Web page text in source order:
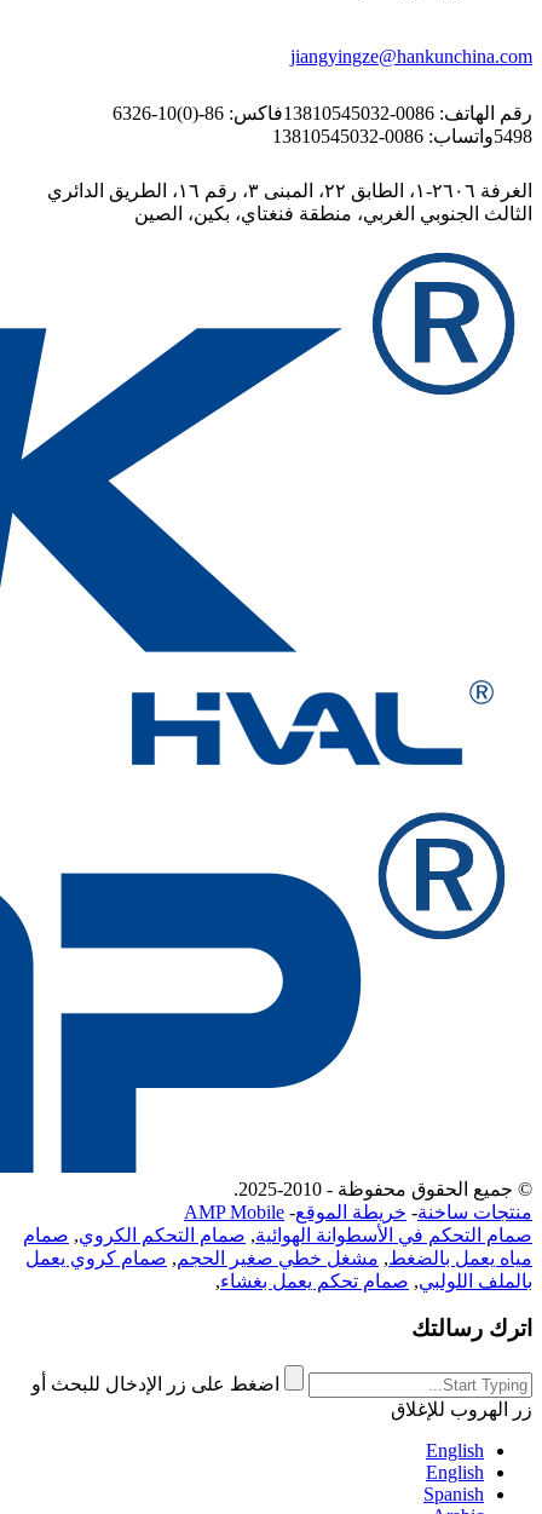
jiangyingze@hankunchina.com
رقم الهاتف: 0086-13810545032
فاكس: 86-(0)10-6326
5498واتساب: 0086-13810545032
الغرفة ٢٦٠٦-١، الطابق ٢٢، المبنى ٣، رقم ١٦، الطريق الدائري
الثالث الجنوبي الغربي، منطقة فنغتاي، بكين، الصين
© جميع الحقوق محفوظة - 2010-2025.
منتجات ساخنة- خريطة الموقع-
AMP Mobile
صمام التحكم في الأسطوانة الهوائية, صمام التحكم الكروي, صمام
مياه يعمل بالضغط, مشغل خطي صغير الحجم, صمام كروي يعمل
بالملف اللولبي, صمام تحكم يعمل بغشاء,
اترك رسالتك
اضغط على زر الإدخال للبحث أو
زر الهروب للإغلاق
English
English
Spanish